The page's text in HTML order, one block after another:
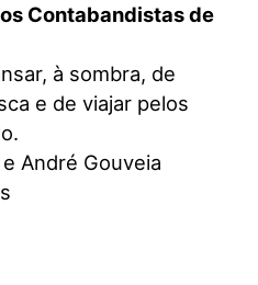
Contabandistas de
à sombra, de
e de viajar pelos
André Gouveia